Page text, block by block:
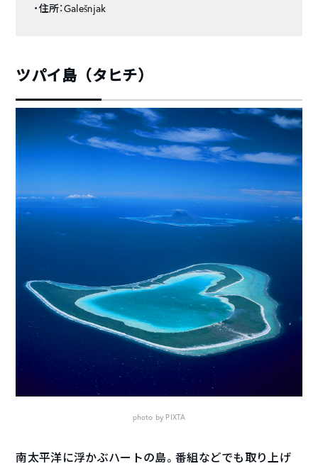
・住所：Galešnjak
ツパイ島（タヒチ）
photo by PIXTA
南太平洋に浮かぶハートの島。番組などでも取り上げ